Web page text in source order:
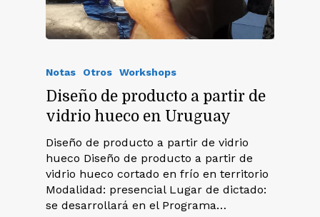
Notas Otros Workshops
Diseño de producto a partir de
vidrio hueco en Uruguay
Diseño de producto a partir de vidrio
hueco Diseño de producto a partir de
vidrio hueco cortado en frío en territorio
Modalidad: presencial Lugar de dictado:
se desarrollará en el Programa…